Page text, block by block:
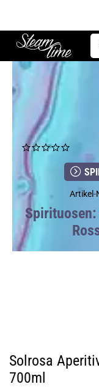
Steam time
Spirituosen
Artikel-
Solrosa
700ml